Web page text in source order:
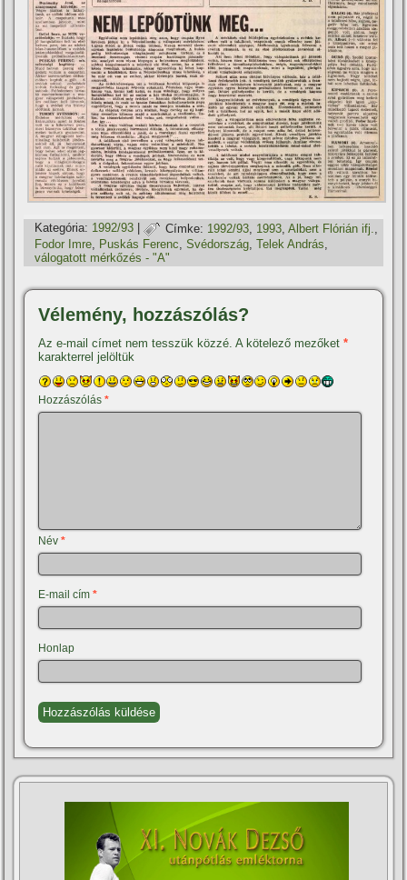
Kategória: 1992/93 | Címke: 1992/93 1993 ,Albert Flórián ifj.
Fodor Imre, Puskás Ferenc,Svédország,Telek András,
válogatott mérkőzés - "A"
Vélemény, hozzászólás?
Az e-mail címet nem tesszük közzé. A kötelező mezőket*
karakterrel jelöltük
Hozzászólás*
Név*
E-mail cím*
Honlap